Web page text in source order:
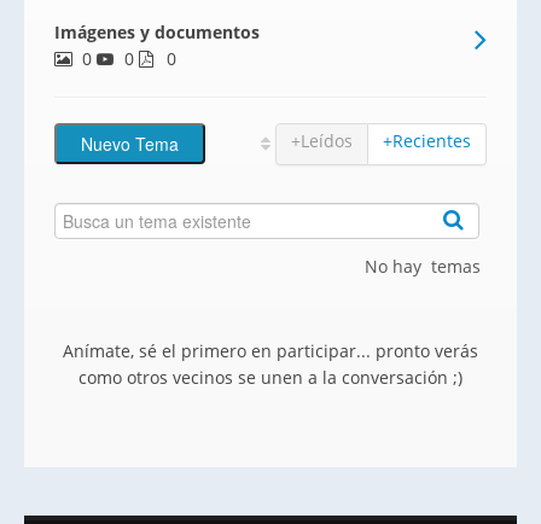
Hispalense, donde la modernidad y el
ambiente familiar se unen en una
Imágenes y documentos
0
0 0
+Leídos +Recientes
No hay temas
Anímate, sé el primero en participar... pronto verás
como otros vecinos se unen a la conversación ;)